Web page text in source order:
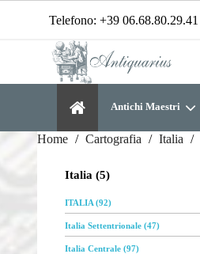
Telefono: +39 06.68.80.29.41
Antichi Maestri
Home Cartografia Italia
Italia (5)
ITALIA (92)
Italia Settentrionale (47)
Italia Centrale (97)